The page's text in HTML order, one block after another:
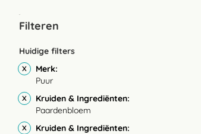
Filteren
Huidige filters
Merk
Puur
Kruiden & Ingrediënten
Paardenbloem
Kruiden & Ingrediënten